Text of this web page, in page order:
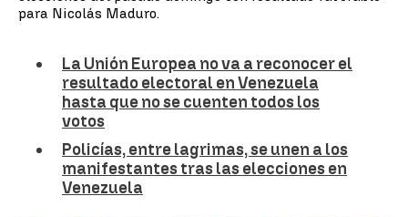
para Nicolás Maduro.
La Unión Europea no va a reconocer el
resultado electoral en Venezuela
hasta que no se cuenten todos los
votos
Policías, entre lagrimas, se unen a los
manifestantes tras las elecciones en
Venezuela